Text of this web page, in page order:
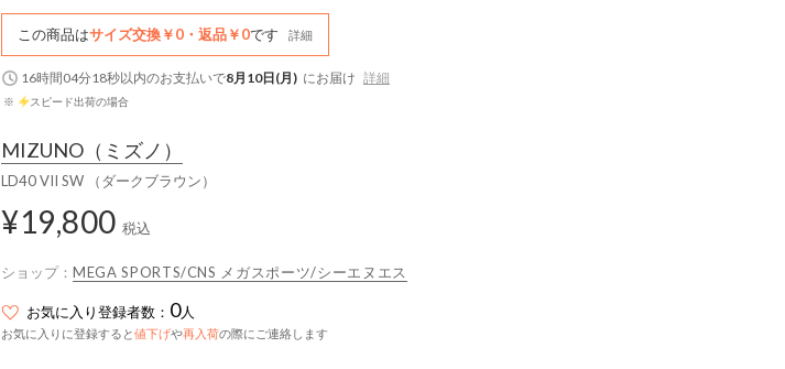
この商品はサイズ交換￥0・返品￥0です 詳細
16時間04分17秒以内のお支払いで8月10日(月) にお届け 詳細
※ スピード出荷の場合
MIZUNO （ミズノ）
LD40 VII SW （ダークブラウン）
¥19,800 税込
ショップ： MEGA SPORTS/CNS メガスポーツ/シーエヌエス
お気に入り登録者数： 0人
お気に入りに登録すると値下げや再入荷の際にご連絡します